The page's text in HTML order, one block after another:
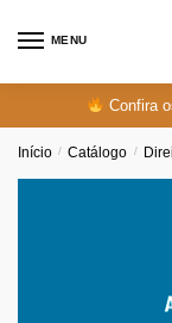
MENU
Confira
Início / Catálogo /